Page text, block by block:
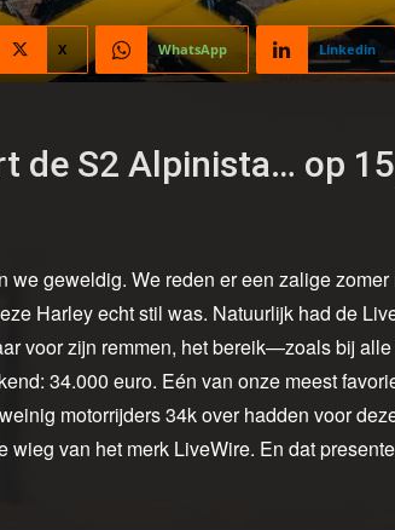
X WhatsApp Linkedin
de S2 Alpinista… op
we geweldig. We reden er een zalige
Harley echt stil was. Natuurlijk had de
voor zijn remmen, het bereik—zoals bij
34.000 euro. Eén van onze meest
motorrijders 34k over hadden voor
van het merk LiveWire. En dat